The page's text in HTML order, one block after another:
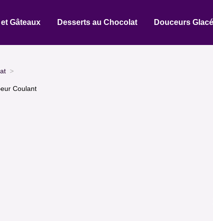
Gâteaux Desserts au Chocolat Douceurs
Coulant